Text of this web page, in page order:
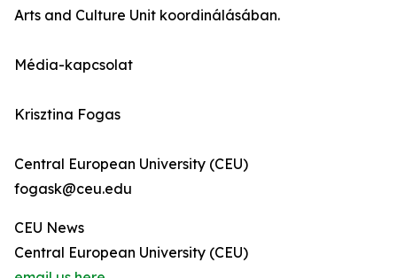
Arts and Culture Unit koordinálásában.
Média-kapcsolat
Krisztina Fogas
Central European University (CEU)
fogask@ceu.edu
CEU News
Central European University (CEU)